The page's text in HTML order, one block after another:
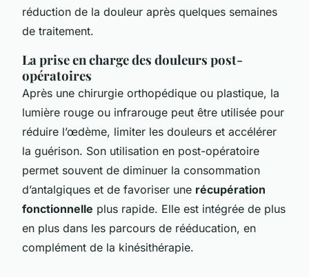
réduction de la douleur après quelques semaines
de traitement.
La prise en charge des douleurs post-
opératoires
Après une chirurgie orthopédique ou plastique, la
lumière rouge ou infrarouge peut être utilisée pour
réduire l’œdème, limiter les douleurs et accélérer
la guérison. Son utilisation en post-opératoire
permet souvent de diminuer la consommation
d’antalgiques et de favoriser une récupération
fonctionnelle plus rapide. Elle est intégrée de plus
en plus dans les parcours de rééducation, en
complément de la kinésithérapie.